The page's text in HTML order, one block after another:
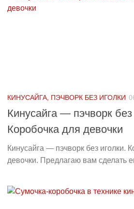
КИНУСАЙГА, ПЭЧВОРК БЕЗ ИГОЛКИ
Кинусайга — пэчворк без
Коробочка для девочки
Кинусайга — пэчворк без иголки.
девочки. Предлагаю вам сделать